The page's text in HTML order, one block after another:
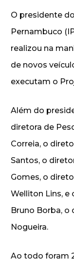
O presidente
Pernambuco
realizou na
de novos
executam o
Além do
diretora de
Correia, o
Santos, o
Gomes, o
Welliton Lins, e
Bruno Borba, o
Nogueira.
Ao todo foram